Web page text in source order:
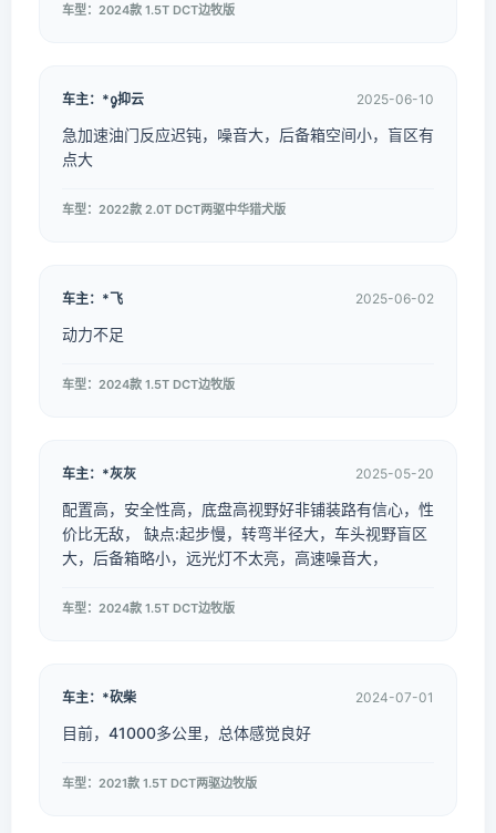
车型：2024款 1.5T DCT边牧版
车主：*ᧁ抑云 2025-06-10
急加速油门反应迟钝，噪音大，后备箱空间小，盲区有
点大
车型：2022款 2.0T DCT两驱中华猎犬版
车主：*飞 2025-06-02
动力不足
车型：2024款 1.5T DCT边牧版
车主：*灰灰 2025-05-20
配置高，安全性高，底盘高视野好非铺装路有信心，性
价比无敌， 缺点:起步慢，转弯半径大，车头视野盲区
大，后备箱略小，远光灯不太亮，高速噪音大，
车型：2024款 1.5T DCT边牧版
车主：*砍柴 2024-07-01
目前，41000多公里，总体感觉良好
车型：2021款 1.5T DCT两驱边牧版